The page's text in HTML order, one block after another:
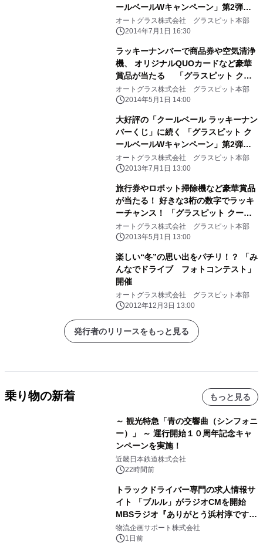
ールベールWキャンペーン」第2弾を
開催！ ～商品券や空気清浄機、ふるさ
と小包など豪華賞品が当たる！～
オートグラス株式会社 グラスピット本部
2014年7月1日 16:30
ラッキーナンバーで商品券や空気清浄
機、 オリジナルQUOカードなど豪華
賞品が当たる 「グラスピット クー
ルベールWキャンペーン」を開催！
オートグラス株式会社 グラスピット本部
2014年5月1日 14:00
大好評の「クールベール ラッキーナン
バーくじ」に続く 「グラスピット ク
ールベールWキャンペーン」第2弾を
開催！ ～500名様にQUOカードが当た
る！～
オートグラス株式会社 グラスピット本部
2013年7月1日 13:00
旅行券やロボット掃除機など豪華賞品
が当たる！ 好きな3桁の数字でラッキ
ーチャンス！ 「グラスピット クール
ベールWキャンペーン」を開催！
オートグラス株式会社 グラスピット本部
2013年5月1日 13:00
楽しい“冬”の思い出をパチリ！？ 「み
んなでドライブ フォトコンテスト」
開催
オートグラス株式会社 グラスピット本部
2012年12月3日 13:00
発行者のリリースをもっと見る
乗り物の新着 もっと見る
～ 観光特急「青の交響曲（シンフォニ
ー）」 ～ 運行開始１０周年記念キャ
ンペーンを実施！
近畿日本鉄道株式会社
22時間前
トラックドライバー専門の求人情報サ
イト 「ブルル」がラジオCMを開始
MBSラジオ『ありがとう浜村淳です』
にて8月1日(土)より
物流企画サポート株式会社
1日前